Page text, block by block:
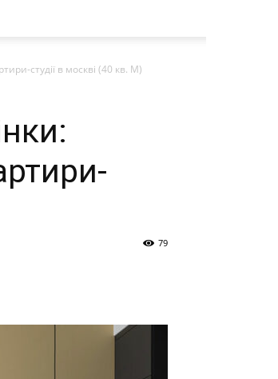
студії в москві (40 кв. М)
79